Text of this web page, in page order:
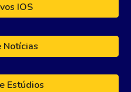
IOS
Notícias
Estúdios